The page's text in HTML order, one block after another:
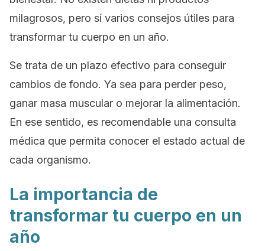
milagrosos, pero sí varios consejos útiles para
transformar tu cuerpo en un año.
Se trata de un plazo efectivo para conseguir
cambios de fondo. Ya sea para perder peso,
ganar masa muscular o mejorar la alimentación.
En ese sentido, es recomendable una consulta
médica que permita conocer el estado actual de
cada organismo.
La importancia de
transformar tu cuerpo en un
año